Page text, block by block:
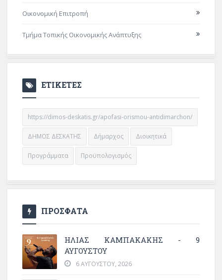
Οικονομική Επιτροπή
Τμήμα Τοπικής Οικονομικής Ανάπτυξης
ΕΤΙΚΕΤΕΣ
https://dimos-deskatis.gr/apofasi-orismou-antidimarchon/
ΔΗΜΟΣ ΔΕΣΚΑΤΗΣ Δήμαρχος Διοικητικά
Προγράμματα Προϋπολογισμός
ΠΡΟΣΦΑΤΑ
ΗΛΙΑΣ ΚΑΜΠΑΚΑΚΗΣ - 9
ΑΥΓΟΥΣΤΟΥ
6 ΑΥΓΟΎΣΤΟΥ, 2026